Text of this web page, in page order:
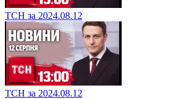
ТСН за 2024.08.12
ТСН за 2024.08.12